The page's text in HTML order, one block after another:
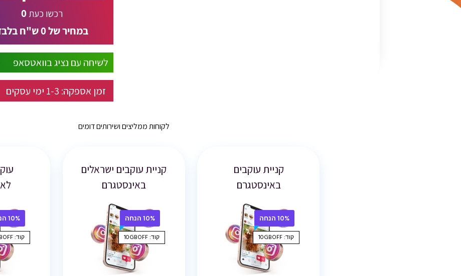
רכשו כעת0
במחיר של0ש"ח
לשיחה עם נציג בוואטסאפ
זמן אספקה: 1-3 ימי עסקים
לקוחות ממליצים ושירותים דומים
קניית עוקבים
באינסטגרם
10% הנחה
קוד: 10GBOFF
קניית עוקבים ישראלים
באינסטגרם
10% הנחה
קוד: 10GBOFF
10% הנחה
קוד: 10GBOFF